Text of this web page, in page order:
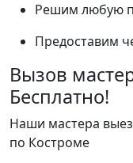
Решим любую
Предоставим
Вызов
Бесплатно!
Наши мастера
по Костроме